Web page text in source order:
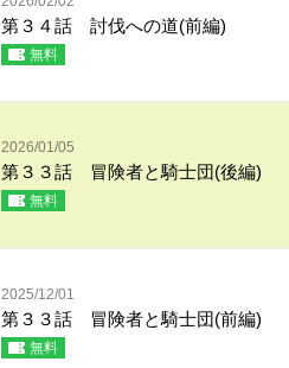
第３４話 討伐への道(前編)
無料
2026/01/05
第３３話 冒険者と騎士団(後編)
無料
2025/12/01
第３３話 冒険者と騎士団(前編)
無料